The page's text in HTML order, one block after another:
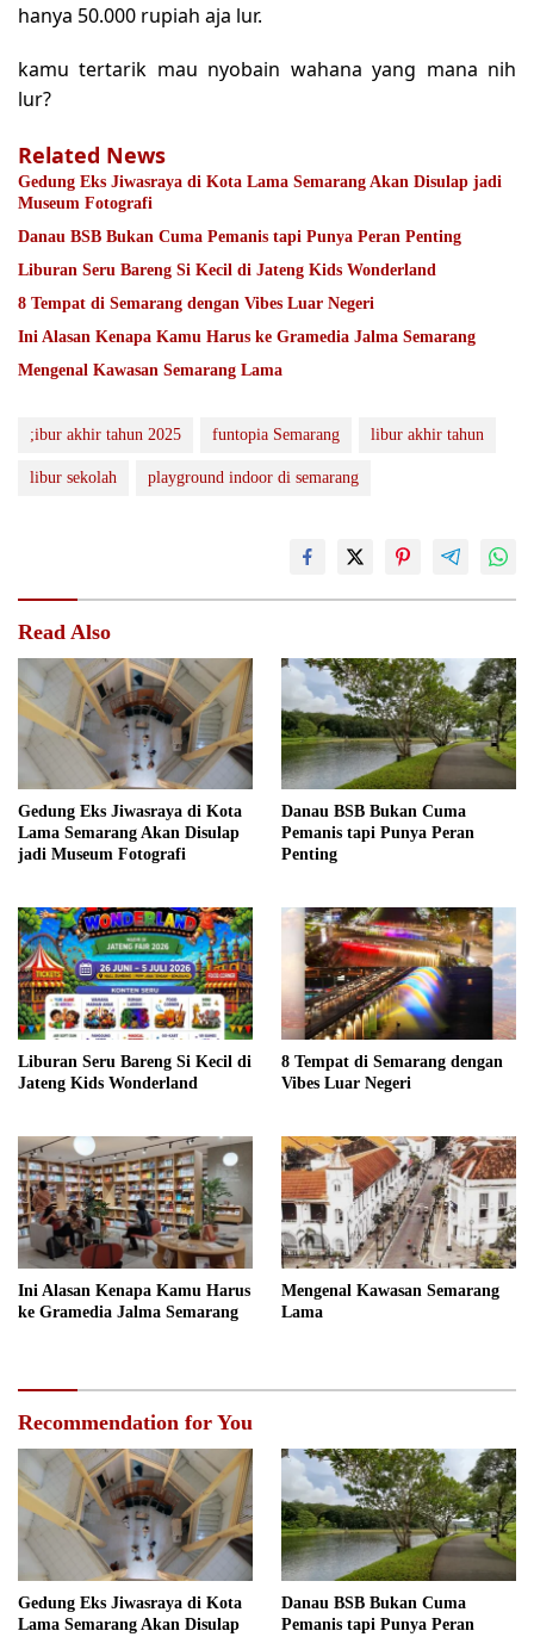
hanya 50.000 rupiah aja lur.
kamu tertarik mau nyobain wahana yang mana nih
lur?
Related News
Gedung Eks Jiwasraya di Kota Lama Semarang Akan Disulap jadi
Museum Fotografi
Danau BSB Bukan Cuma Pemanis tapi Punya Peran Penting
Liburan Seru Bareng Si Kecil di Jateng Kids Wonderland
8 Tempat di Semarang dengan Vibes Luar Negeri
Ini Alasan Kenapa Kamu Harus ke Gramedia Jalma Semarang
Mengenal Kawasan Semarang Lama
;ibur akhir tahun 2025 funtopia Semarang libur akhir tahun
libur sekolah playground indoor di semarang
Read Also
Gedung Eks Jiwasraya di Kota
Lama Semarang Akan Disulap
jadi Museum Fotografi
Danau BSB Bukan Cuma
Pemanis tapi Punya Peran
Penting
Liburan Seru Bareng Si Kecil di
Jateng Kids Wonderland
8 Tempat di Semarang dengan
Vibes Luar Negeri
Ini Alasan Kenapa Kamu Harus
ke Gramedia Jalma Semarang
Mengenal Kawasan Semarang
Lama
Recommendation for You
Gedung Eks Jiwasraya di Kota
Lama Semarang Akan Disulap
Danau BSB Bukan Cuma
Pemanis tapi Punya Peran